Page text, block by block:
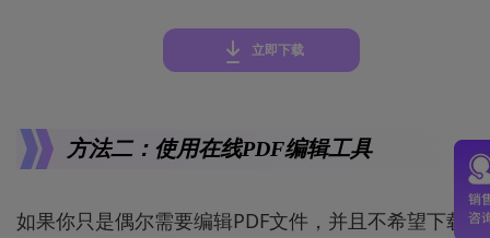
立即下载
方法二：使用在线PDF编辑工具
如果你只是偶尔需要编辑PDF文件，并且不希望下载